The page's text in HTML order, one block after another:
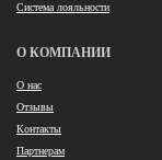
Система лояльности
О КОМПАНИИ
О нас
Отзывы
Контакты
Партнерам